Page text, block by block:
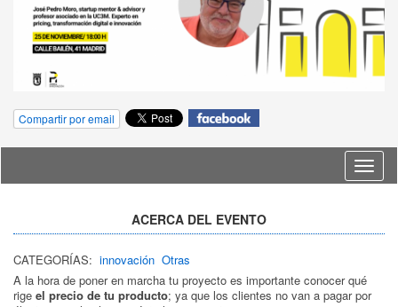
Compartir por email
Idioma
ACERCA DEL EVENTO
CATEGORÍAS: innovación Otras
A la hora de poner en marcha tu proyecto es importante conocer qué
rige el precio de tu producto; ya que los clientes no van a pagar por